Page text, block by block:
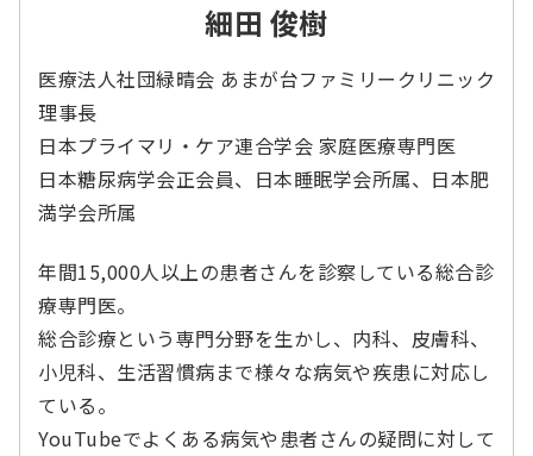
細田 俊樹
医療法人社団緑晴会 あまが台ファミリークリニック
理事長
日本プライマリ・ケア連合学会 家庭医療専門医
日本糖尿病学会正会員、日本睡眠学会所属、日本肥
満学会所属
年間15,000人以上の患者さんを診察している総合診
療専門医。
総合診療という専門分野を生かし、内科、皮膚科、
小児科、生活習慣病まで様々な病気や疾患に対応し
ている。
YouTubeでよくある病気や患者さんの疑問に対して